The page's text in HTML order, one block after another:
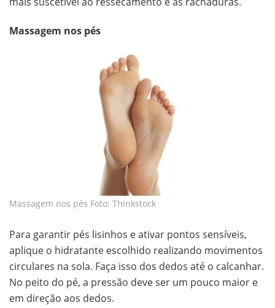
Massagem nos pés
Massagem nos pés Foto: Thinkstock
Para garantir pés lisinhos e ativar pontos sensíveis,
aplique o hidratante escolhido realizando movimentos
circulares na sola. Faça isso dos dedos até o calcanhar.
No peito do pé, a pressão deve ser um pouco maior e
em direção aos dedos.